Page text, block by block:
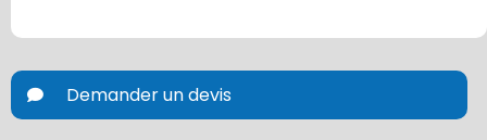
Demander un devis